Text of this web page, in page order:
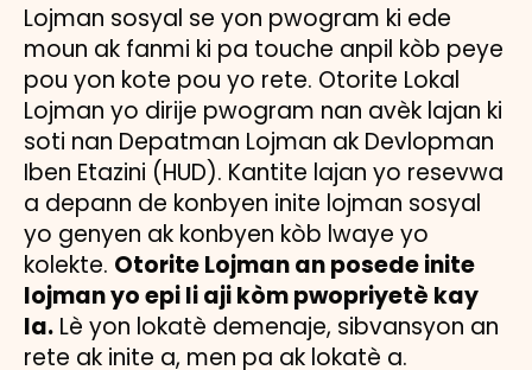
Lojman sosyal se yon pwogram ki ede
moun ak fanmi ki pa touche anpil kòb peye
pou yon kote pou yo rete. Otorite Lokal
Lojman yo dirije pwogram nan avèk lajan ki
soti nan Depatman Lojman ak Devlopman
Iben Etazini (HUD). Kantite lajan yo resevwa
a depann de konbyen inite lojman sosyal
yo genyen ak konbyen kòb lwaye yo
kolekte. Otorite Lojman an posede inite
lojman yo epi li aji kòm pwopriyetè kay
la. Lè yon lokatè demenaje, sibvansyon an
rete ak inite a, men pa ak lokatè a.